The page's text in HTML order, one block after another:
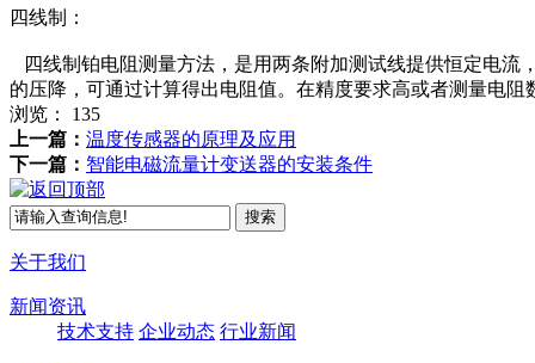
四线制：
四线制铂电阻测量方法，是用两条附加测试线提供恒定电流
的压降，可通过计算得出电阻值。在精度要求高或者测量电
浏览： 135
上一篇： 温度传感器的原理及应用
下一篇： 智能电磁流量计变送器的安装条件
关于我们
新闻资讯
技术支持 企业动态 行业新闻